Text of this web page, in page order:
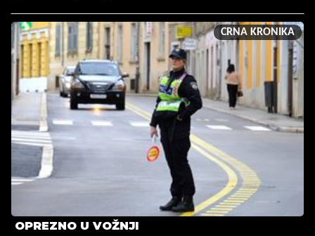
CRNA KRONIKA
OPREZNO U VOŽNJI